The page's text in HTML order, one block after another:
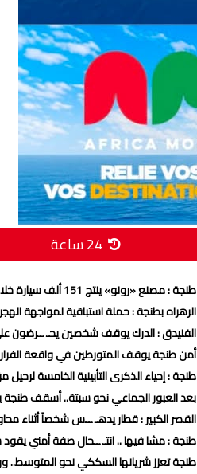
طنجة : مصنع «رونو» ينتج 151 ألف سيارة خلال النصف الأول من 2026
الرهراه بطنجة : حملة استباقية لمواجهة
الفنيدق : الدرك يوقف شخصين يحـ ــرضون
أمن طنجة يوقف المتورطين في واقعة
طنجة : إحياء الذكرى التأبينية الخامسة
بعد العبور الجماعي نحو سبتة.. أسقف طنجة
القصر الكبير : قطار يدهـ ــس شخصاً أثناء
طنجة : مشا فيها .. انتـ ــحال صفة أمني يقود
طنجة تعزز شريانها السككي نحو المتوسط..